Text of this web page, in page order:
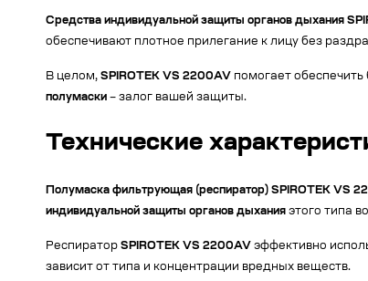
Средства индивидуальной защиты органов дыхания
обеспечивают плотное прилегание к лицу без
В целом, SPIROTEK VS 2200AV помогает
полумаски – залог вашей защиты.
Технические
Полумаска фильтрующая (респиратор) SPIROTEK VS
индивидуальной защиты органов дыхания этого типа
Респиратор SPIROTEK VS 2200AV эффективно
зависит от типа и концентрации вредных веществ.